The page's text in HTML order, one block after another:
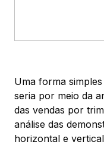
Uma forma
seria por meio da
das vendas por
análise das
horizontal e